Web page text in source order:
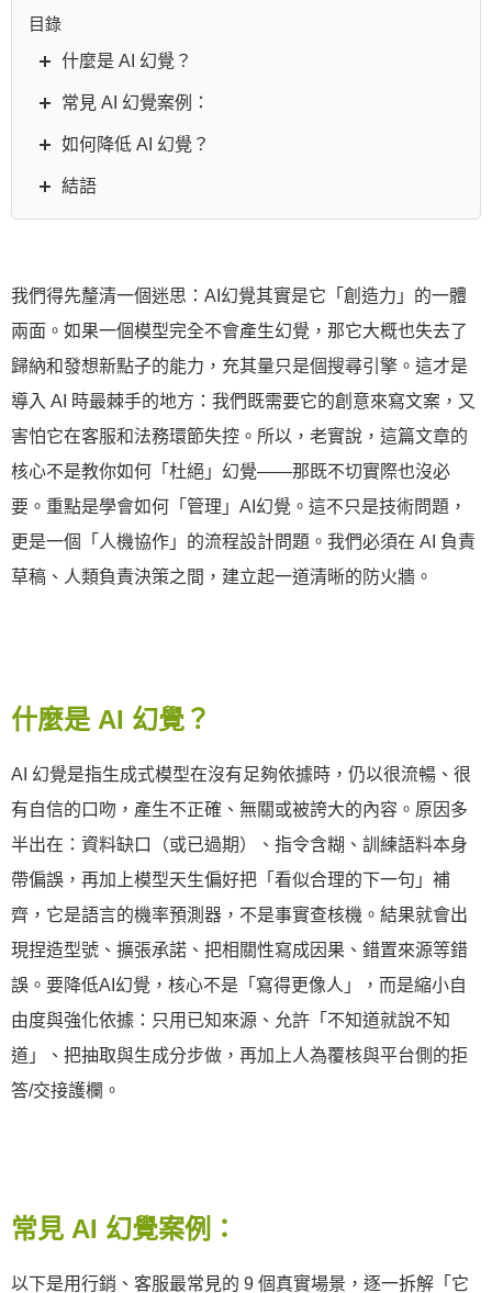
目錄
什麼是 AI 幻覺？
常見 AI 幻覺案例：
如何降低 AI 幻覺？
結語
我們得先釐清一個迷思：AI幻覺其實是它「創造力」的一體
兩面。如果一個模型完全不會產生幻覺，那它大概也失去了
歸納和發想新點子的能力，充其量只是個搜尋引擎。這才是
導入 AI 時最棘手的地方：我們既需要它的創意來寫文案，又
害怕它在客服和法務環節失控。所以，老實說，這篇文章的
核心不是教你如何「杜絕」幻覺——那既不切實際也沒必
要。重點是學會如何「管理」AI幻覺。這不只是技術問題，
更是一個「人機協作」的流程設計問題。我們必須在 AI 負責
草稿、人類負責決策之間，建立起一道清晰的防火牆。
什麼是 AI 幻覺？
AI 幻覺是指生成式模型在沒有足夠依據時，仍以很流暢、很
有自信的口吻，產生不正確、無關或被誇大的內容。原因多
半出在：資料缺口（或已過期）、指令含糊、訓練語料本身
帶偏誤，再加上模型天生偏好把「看似合理的下一句」補
齊，它是語言的機率預測器，不是事實查核機。結果就會出
現捏造型號、擴張承諾、把相關性寫成因果、錯置來源等錯
誤。要降低AI幻覺，核心不是「寫得更像人」，而是縮小自
由度與強化依據：只用已知來源、允許「不知道就說不知
道」、把抽取與生成分步做，再加上人為覆核與平台側的拒
答/交接護欄。
常見 AI 幻覺案例：
以下是用行銷、客服最常見的 9 個真實場景，逐一拆解「它